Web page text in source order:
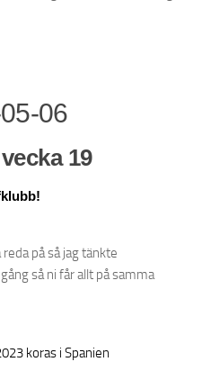
06
19
på så jag tänkte
så ni får allt på samma
koras i Spanien